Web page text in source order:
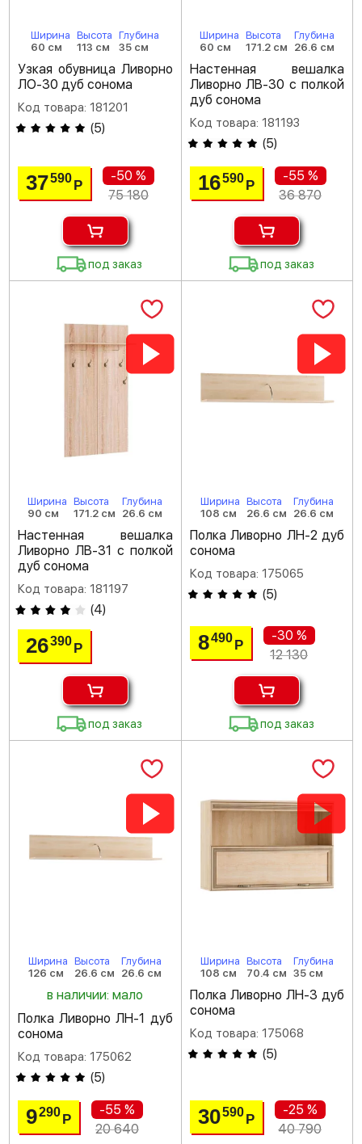
Ширина
60 см
Высота
113 см
Глубина
35 см
Узкая обувница Ливорно
ЛО-30 дуб сонома
Код товара: 181201
(5)
37590Р
-50 %
75 180
под заказ
Ширина
60 см
Высота
171.2 см
Глубина
26.6 см
Настенная вешалка
Ливорно ЛВ-30 с полкой
дуб сонома
Код товара: 181193
(5)
16590 Р
-55 %
36 870
под заказ
Ширина
90 см
Высота
171.2 см
Глубина
26.6 см
Настенная вешалка
Ливорно ЛВ-31 с полкой
дуб сонома
Код товара: 181197
(4)
26390Р
под заказ
Ширина
108 см
Высота
26.6 см
Глубина
26.6 см
Полка Ливорно ЛН-2 дуб
сонома
Код товара: 175065
(5)
8490 Р
-30 %
12 130
под заказ
Ширина
126 см
Высота
26.6 см
Глубина
26.6 см
в наличии: мало
Полка Ливорно ЛН-1 дуб
сонома
Код товара: 175062
(5)
9290Р
-55 %
20 640
Ширина
108 см
Высота
70.4 см
Глубина
35 см
Полка Ливорно ЛН-3 дуб
сонома
Код товара: 175068
(5)
30590 Р
-25 %
40 790